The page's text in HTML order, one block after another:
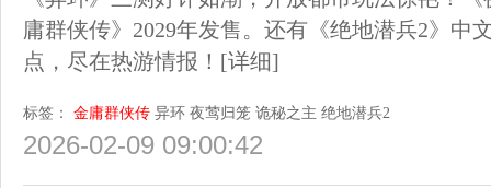
庸群侠传》2029年发售。还有《绝地潜兵2》中
点，尽在热游情报！ [详细]
标签： 金庸群侠传 异环 夜莺归笼 诡秘之主 绝地潜兵2
2026-02-09 09:00:42